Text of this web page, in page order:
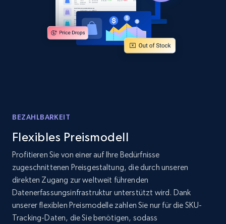
Title, Seller name, Brand, Description, Initial
price, Currency, Availability, Reviews count, and
Jetzt anfangen
products by specific category URL
Title, Seller name, Brand, Description, Initial
price, Currency, Availability, Reviews count, and
more.
2.1K+ 375+ Jetzt anfangen
BEZAHLBARKEIT
Flexibles Preismodell
Profitieren Sie von einer auf Ihre Bedürfnisse
zugeschnittenen Preisgestaltung, die durch unseren
direkten Zugang zur weltweit führenden
Datenerfassungsinfrastruktur unterstützt wird. Dank
unserer flexiblen Preismodelle zahlen Sie nur für die SKU-
Tracking-Daten, die Sie benötigen, sodass